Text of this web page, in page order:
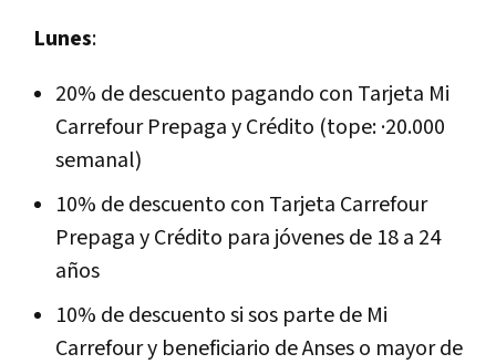
Lunes:
20% de descuento pagando con Tarjeta Mi
Carrefour Prepaga y Crédito (tope: ·20.000
semanal)
10% de descuento con Tarjeta Carrefour
Prepaga y Crédito para jóvenes de 18 a 24
años
10% de descuento si sos parte de Mi
Carrefour y beneficiario de Anses o mayor de